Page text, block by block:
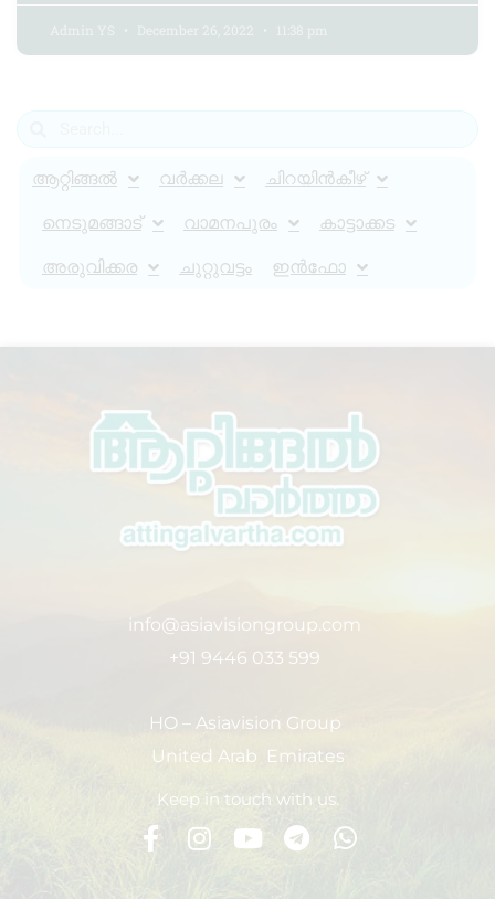
Admin YS December 26, 2022 11:38 pm
ആറ്റിങ്ങൽ വർക്കല ചിറയിൻകീഴ്
നെടുമങ്ങാട് വാമനപുരം കാട്ടാക്കട
അരുവിക്കര ചുറ്റുവട്ടം ഇൻഫോ
info@asiavisiongroup.com
+91 9446 033 599
HO – Asiavision Group
United Arab Emirates
Keep in touch with us.